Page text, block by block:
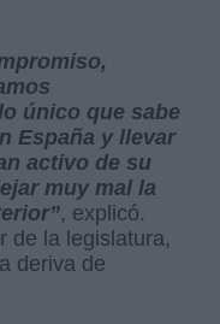
único que sabe
España y llevar
activo de su
muy mal la
, explicó.
de la legislatura,
deriva de